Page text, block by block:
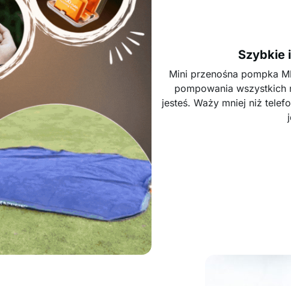
Szybkie
Mini przenośna pompka
pompowania
jesteś. Waży mniej niż